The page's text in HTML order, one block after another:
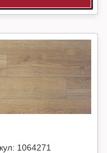
1064271